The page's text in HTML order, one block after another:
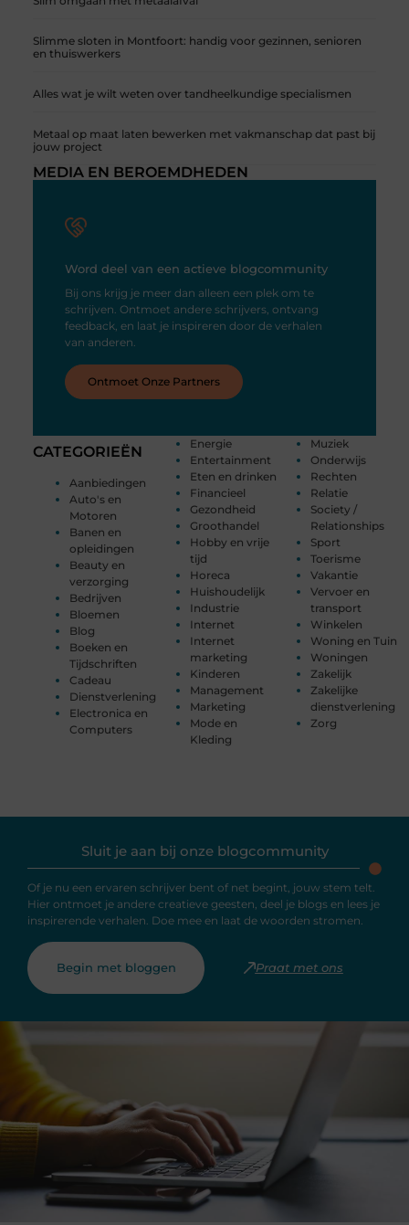
Slimme sloten in Montfoort: handig voor gezinnen, senioren
en thuiswerkers
Alles wat je wilt weten over tandheelkundige specialismen
Metaal op maat laten bewerken met vakmanschap dat past bij
jouw project
CATEGORIEËN
Aanbiedingen
Auto's en
Motoren
Banen en
opleidingen
Beauty en
verzorging
Bedrijven
Bloemen
Blog
Boeken en
Tijdschriften
Cadeau
Dienstverlening
Electronica en
Computers
Energie
Entertainment
Eten en drinken
Financieel
Gezondheid
Groothandel
Hobby en vrije
tijd
Horeca
Huishoudelijk
Industrie
Internet
Internet
marketing
Kinderen
Management
Marketing
Mode en
Kleding
Muziek
Onderwijs
Rechten
Relatie
Society /
Relationships
Sport
Toerisme
Vakantie
Vervoer en
transport
Winkelen
Woning en Tuin
Woningen
Zakelijk
Zakelijke
dienstverlening
Zorg
MEDIA EN BEROEMDHEDEN
Word deel van een actieve blogcommunity
Bij ons krijg je meer dan alleen een plek om te
schrijven. Ontmoet andere schrijvers, ontvang
feedback, en laat je inspireren door de verhalen
van anderen.
Ontmoet Onze Partners
Sluit je aan bij onze blogcommunity
Of je nu een ervaren schrijver bent of net begint, jouw stem telt.
Hier ontmoet je andere creatieve geesten, deel je blogs en lees je
inspirerende verhalen. Doe mee en laat de woorden stromen.
Begin met bloggen Praat met ons